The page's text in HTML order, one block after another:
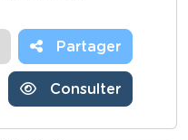
Partager
Consulter